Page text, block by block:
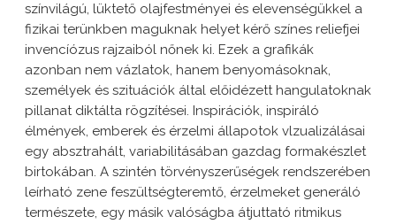
színvilágú, lüktető olajfestményei és elevenségükkel a
fizikai terünkben maguknak helyet kérő színes reliefjei
invencíózus rajzaiból nőnek ki. Ezek a grafikák
azonban nem vázlatok, hanem benyomásoknak,
személyek és szituációk által előidézett hangulatoknak
pillanat diktálta rögzítései. Inspirációk, inspiráló
élmények, emberek és érzelmi állapotok vlzualizálásai
egy absztrahált, variabilitásában gazdag formakészlet
birtokában. A szintén törvényszerűségek rendszerében
leírható zene feszültségteremtő, érzelmeket generáló
természete, egy másik valóságba átjuttató ritmikus